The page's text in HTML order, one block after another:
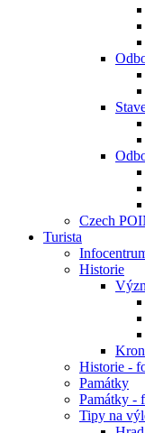
Czech
Turista
Historie
Historie -
Památky
Památky -
Tipy na